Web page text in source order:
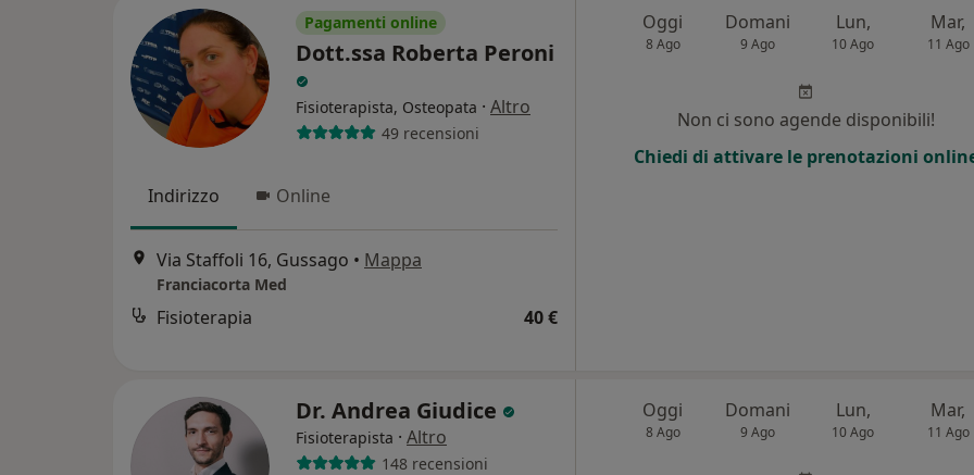
Pagamenti online
Dott.ssa Roberta Peroni
Fisioterapista, Osteopata · Altro
49 recensioni
Indirizzo Online
Via Staffoli 16, Gussago • Mappa
Franciacorta Med
Fisioterapia 40 €
Oggi
8 Ago
Domani
9 Ago
Lun,
10 Ago
Mar,
11 Ago
Non ci sono agende disponibili!
Chiedi di attivare le prenotazioni
Dr. Andrea Giudice
Fisioterapista · Altro
148 recensioni
Oggi
8 Ago
Domani
9 Ago
Lun,
10 Ago
Mar,
11 Ago